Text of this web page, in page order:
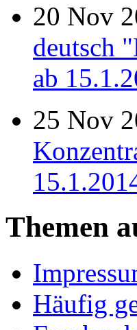
20 Nov
deutsch
ab
25 Nov
Themen
Häufig